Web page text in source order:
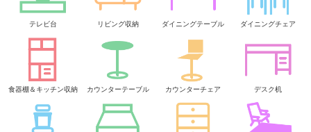
テレビ台 リビング収納 ダイニングテーブル ダイニングチェア
食器棚＆キッチン収納 カウンターテーブル カウンターチェア デスク机